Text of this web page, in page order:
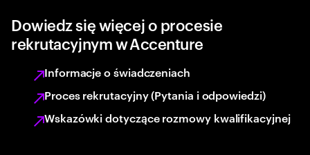
Dowiedz się więcej o procesie
rekrutacyjnym w Accenture
Informacje o świadczeniach
Proces rekrutacyjny (Pytania i odpowiedzi)
Wskazówki dotyczące rozmowy kwalifikacyjnej